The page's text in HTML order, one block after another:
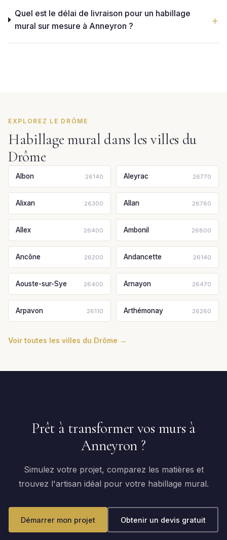
Quel est le délai de livraison pour un habillage
mural sur mesure à Anneyron ?
EXPLOREZ LE DRÔME
Habillage mural dans les villes du
Drôme
Albon 26140 Aleyrac 26770
Alixan 26300 Allan 26780
Allex 26400 Ambonil 26800
Ancône 26200 Andancette 26140
Aouste-sur-Sye 26400 Arnayon 26470
Arpavon 26110 Arthémonay 26260
Voir toutes les villes du Drôme →
Prêt à transformer vos murs à
Anneyron ?
Simulez votre projet, comparez les matières et
trouvez l'artisan idéal pour votre habillage mural.
Démarrer mon projet Obtenir un devis gratuit